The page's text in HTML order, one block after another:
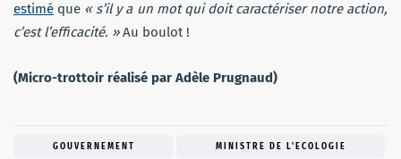
estimé que « s’il y a un mot qui doit caractériser notre action,
c’est l’efficacité. »Au boulot !
(Micro-trottoir réalisé par Adèle Prugnaud)
GOUVERNEMENT MINISTRE DE L'ECOLOGIE